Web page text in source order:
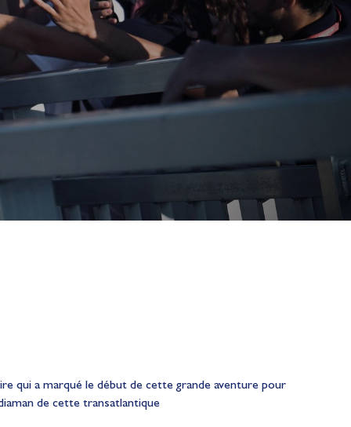
qui a marqué le début de cette grande aventure pour
de cette transatlantique